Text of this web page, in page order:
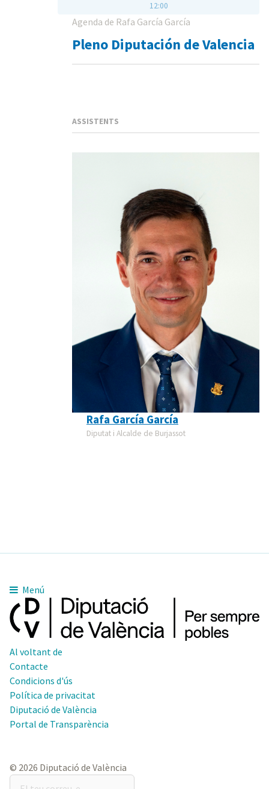
12:00
Agenda de Rafa García García
Pleno Diputación de Valencia
ASSISTENTS
Rafa García García
Diputat i Alcalde de Burjassot
Menú
Al voltant de
Contacte
Condicions d'ús
Política de privacitat
Diputació de València
Portal de Transparència
© 2026 Diputació de València